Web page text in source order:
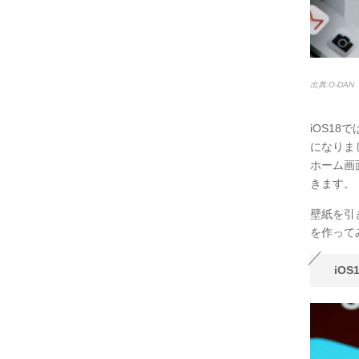
出典:O-DAN
iOS18で
になりま
ホーム画
きます。
壁紙を引
を作っ